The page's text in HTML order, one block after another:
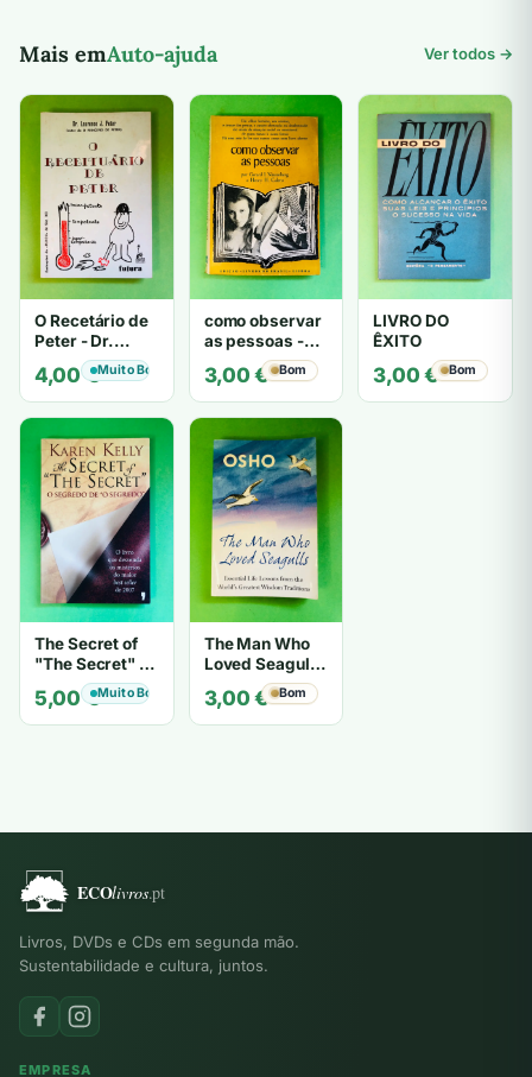
Mais emAuto-ajuda Ver todos →
O Recetário de
Peter - Dr.
Laurence J.
Peter
4,00€Muito Bom
como observar
as pessoas -
Gerard I.
Nierenberg e
Henry H. Calero
3,00€ Bom
LIVRO DO
ÊXITO
3,00€ Bom
The Secret of
"The Secret" O
Segredo de "O
Segredo" -
Karen Kelly
5,00€Muito Bom
The Man Who
Loved Seagulls
3,00€ Bom
Livros, DVDs e CDs em segunda mão.
Sustentabilidade e cultura, juntos.
EMPRESA